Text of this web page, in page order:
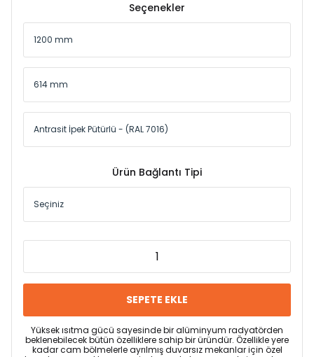
Seçenekler
Ürün Bağlantı Tipi
SEPETE EKLE
Yüksek ısıtma gücü sayesinde bir alüminyum radyatörden
beklenebilecek bütün özelliklere sahip bir üründür. Özellikle yere
kadar cam bölmelerle ayrılmış duvarsız mekanlar için özel